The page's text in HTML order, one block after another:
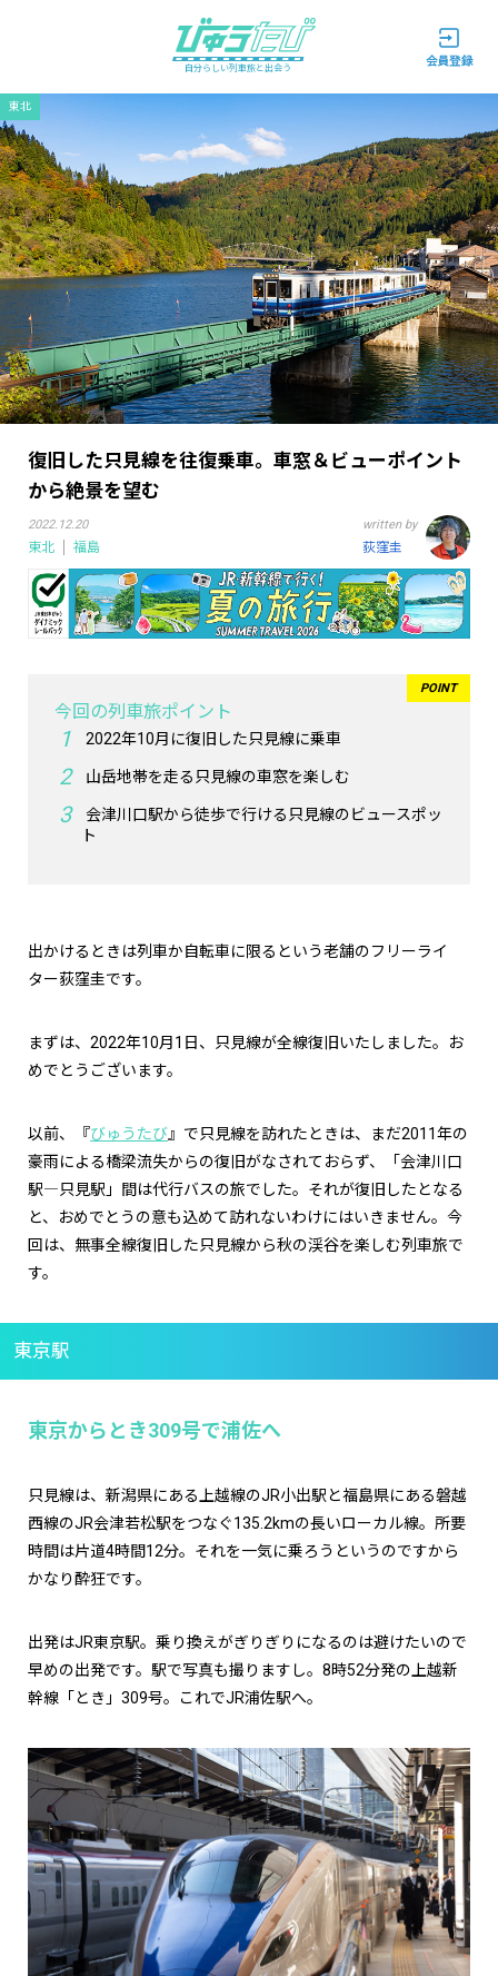
自分らしい列車旅と出会う
東北
復旧した只見線を往復乗車。車窓＆ビューポイント
から絶景を望む
2022.12.20
東北 福島
written by
荻窪圭
今回の列車旅ポイント
2022年10月に復旧した只見線に乗車
山岳地帯を走る只見線の車窓を楽しむ
会津川口駅から徒歩で行ける只見線のビュースポッ
ト
出かけるときは列車か自転車に限るという老舗のフリーライ
ター荻窪圭です。
まずは、2022年10月1日、只見線が全線復旧いたしました。お
めでとうございます。
以前、『びゅうたび』で只見線を訪れたときは、まだ2011年の
豪雨による橋梁流失からの復旧がなされておらず、「会津川口
駅―只見駅」間は代行バスの旅でした。それが復旧したとなる
と、おめでとうの意も込めて訪れないわけにはいきません。今
回は、無事全線復旧した只見線から秋の渓谷を楽しむ列車旅で
す。
東京駅
東京からとき309号で浦佐へ
只見線は、新潟県にある上越線のJR小出駅と福島県にある磐越
西線のJR会津若松駅をつなぐ135.2kmの長いローカル線。所要
時間は片道4時間12分。それを一気に乗ろうというのですから
かなり酔狂です。
出発はJR東京駅。乗り換えがぎりぎりになるのは避けたいので
早めの出発です。駅で写真も撮りますし。8時52分発の上越新
幹線「とき」309号。これでJR浦佐駅へ。